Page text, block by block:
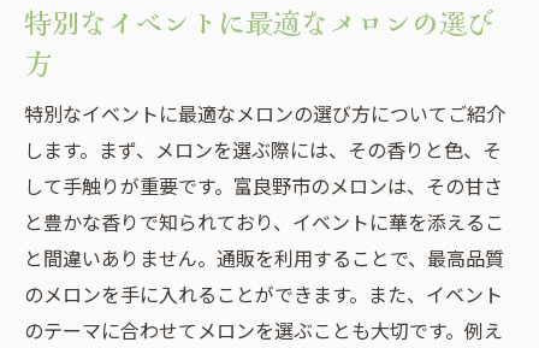
特別なイベントに最適なメロンの選び
方
特別なイベントに最適なメロンの選び方についてご紹介
します。まず、メロンを選ぶ際には、その香りと色、そ
して手触りが重要です。富良野市のメロンは、その甘さ
と豊かな香りで知られており、イベントに華を添えるこ
と間違いありません。通販を利用することで、最高品質
のメロンを手に入れることができます。また、イベント
のテーマに合わせてメロンを選ぶことも大切です。例え